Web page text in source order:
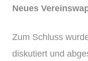
Neues
Zum Schluss
diskutiert und